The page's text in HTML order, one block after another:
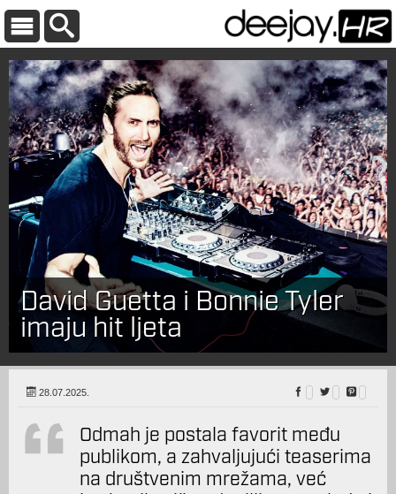
David Guetta i Bonnie Tyler
imaju hit ljeta
28.07.2025.
Odmah je postala favorit među
publikom, a zahvaljujući teaserima
na društvenim mrežama, već